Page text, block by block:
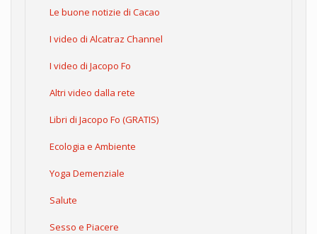
Le buone notizie di Cacao
I video di Alcatraz Channel
I video di Jacopo Fo
Altri video dalla rete
Libri di Jacopo Fo (GRATIS)
Ecologia e Ambiente
Yoga Demenziale
Salute
Sesso e Piacere